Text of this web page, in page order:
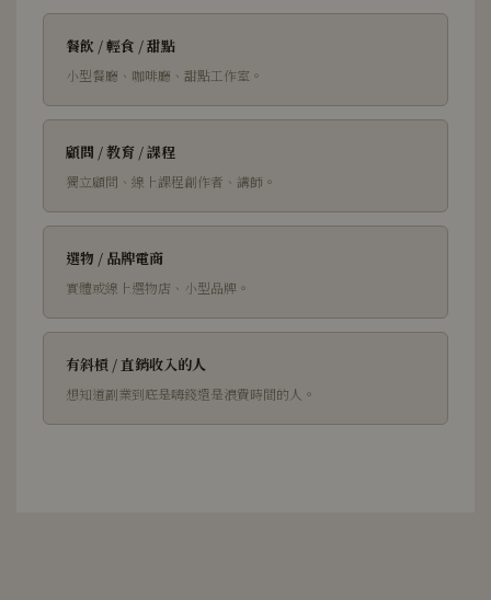
餐飲 / 輕食 / 甜點
小型餐廳、咖啡廳、甜點工作室。
顧問 / 教育 / 課程
獨立顧問、線上課程創作者、講師。
選物 / 品牌電商
實體或線上選物店、小型品牌。
有斜槓 / 直銷收入的人
想知道副業到底是嗨錢還是浪費時間的人。